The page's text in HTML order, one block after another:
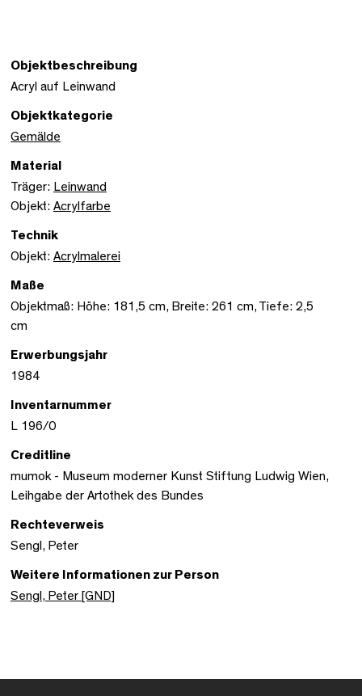
Objektbeschreibung
Acryl auf Leinwand
Objektkategorie
Gemälde
Material
Träger: Leinwand
Objekt: Acrylfarbe
Technik
Objekt: Acrylmalerei
Maße
Objektmaß: Höhe: 181,5 cm, Breite: 261 cm, Tiefe: 2,5
cm
Erwerbungsjahr
1984
Inventarnummer
L 196/0
Creditline
mumok - Museum moderner Kunst Stiftung Ludwig Wien,
Leihgabe der Artothek des Bundes
Rechteverweis
Sengl, Peter
Weitere Informationen zur Person
Sengl, Peter [GND]